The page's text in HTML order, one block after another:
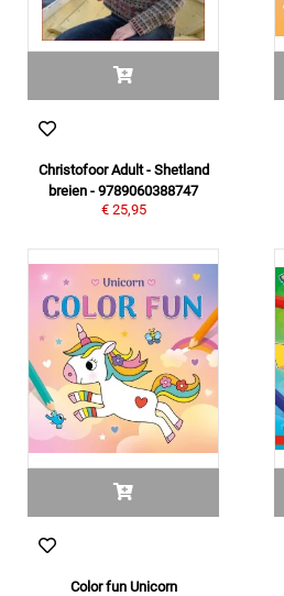
Christofoor Adult - Shetland
breien - 9789060388747
€ 25,95
Color fun Unicorn